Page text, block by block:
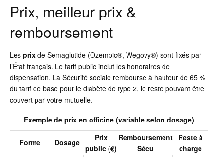
Prix, meilleur prix &
remboursement
Les prix de Semaglutide (Ozempic®, Wegovy®) sont fixés par
l’État français. Le tarif public inclut les honoraires de
dispensation. La Sécurité sociale rembourse à hauteur de 65 %
du tarif de base pour le diabète de type 2, le reste pouvant être
couvert par votre mutuelle.
Exemple de prix en officine (variable selon dosage)
Forme Dosage
Prix
public (€)
Remboursement
Sécu
Reste à
charge